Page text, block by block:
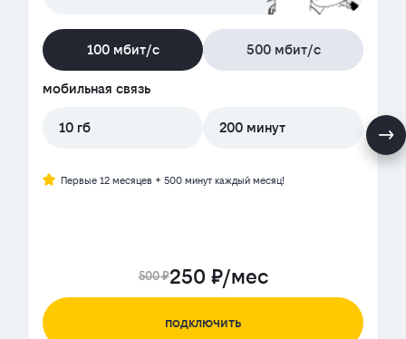
100 мбит/с 500 мбит/с
мобильная связь
10 гб 200 минут
Первые 12 месяцев + 500 минут каждый месяц!
500 ₽250 ₽/мес
подключить